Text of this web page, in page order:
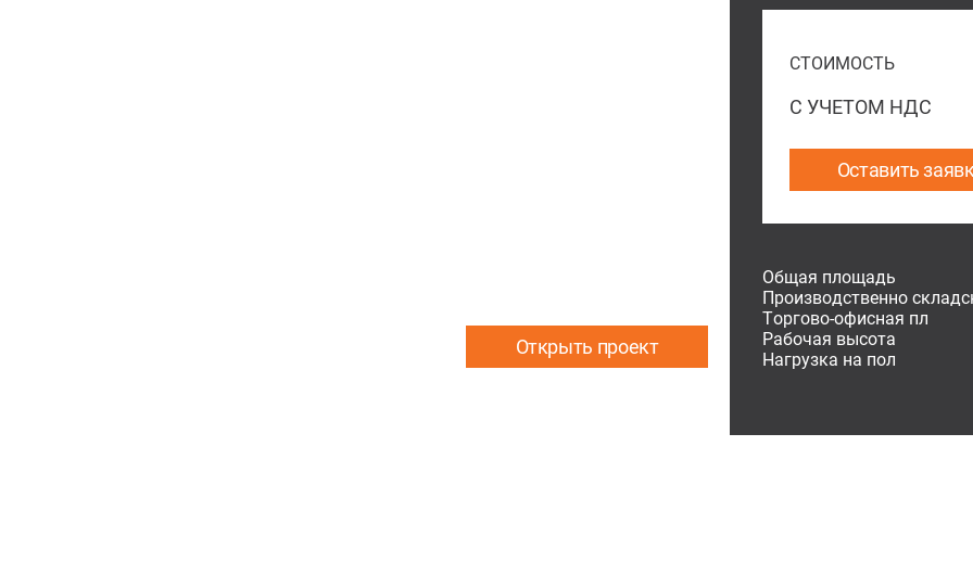
Открыть проект
СТОИМОСТЬ
С УЧЕТОМ НДС
Оставить
Общая площадь
Производственно
Торгово-офисная пл
Рабочая высота
Нагрузка на пол